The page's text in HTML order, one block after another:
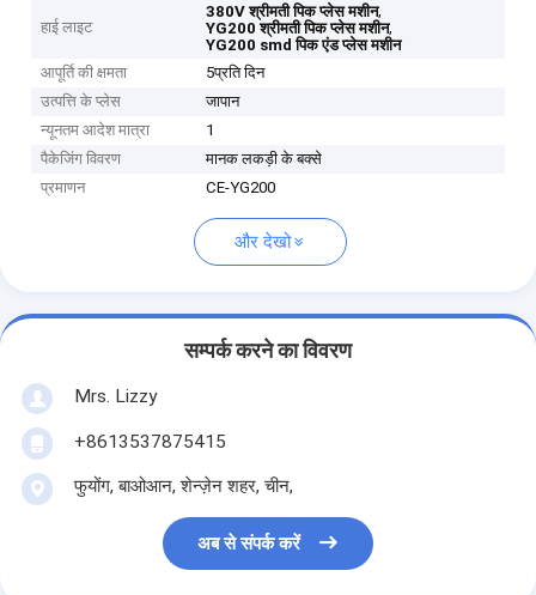
हाई लाइट
380V श्रीमती पिक प्लेस मशीन,
YG200 श्रीमती पिक प्लेस मशीन,
YG200 smd पिक एंड प्लेस मशीन
आपूर्ति की क्षमता
5प्रति दिन
उत्पत्ति के प्लेस
जापान
न्यूनतम आदेश मात्रा
1
पैकेजिंग विवरण
मानक लकड़ी के बक्से
प्रमाणन
CE-YG200
और देखो
सम्पर्क करने का विवरण
Mrs. Lizzy
+8613537875415
फुयोंग, बाओआन, शेन्ज़ेन शहर, चीन,
अब से संपर्क करें